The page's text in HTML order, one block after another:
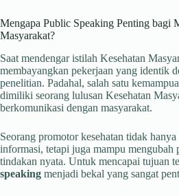
Mengapa Public Speaking Penting bagi
Masyarakat?
Saat mendengar istilah Kesehatan
membayangkan pekerjaan yang identik
penelitian. Padahal, salah satu
dimiliki seorang lulusan Kesehatan
berkomunikasi dengan masyarakat.
Seorang promotor kesehatan tidak
informasi, tetapi juga mampu mengubah
tindakan nyata. Untuk mencapai tujuan
speaking menjadi bekal yang sangat